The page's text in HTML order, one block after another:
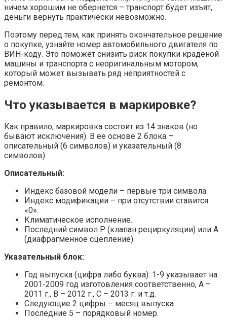
ничем хорошим не обернется – транспорт будет изъят,
деньги вернуть практически невозможно.
Поэтому перед тем, как принять окончательное решение
о покупке, узнайте номер автомобильного двигателя по
ВИН-коду. Это поможет снизить риск покупки краденой
машины и транспорта с неоригинальным мотором,
который может вызывать ряд неприятностей с
ремонтом.
Что указывается в маркировке?
Как правило, маркировка состоит из 14 знаков (но
бывают исключения). В ее основе 2 блока –
описательный (6 символов) и указательный (8
символов).
Описательный:
Индекс базовой модели – первые три символа.
Индекс модификации – при отсутствии ставится
«0».
Климатическое исполнение.
Последний символ Р (клапан рециркуляции) или А
(диафрагменное сцепление).
Указательный блок:
Год выпуска (цифра либо буква). 1-9 указывает на
2001-2009 год изготовления соответственно, А –
2011 г., В – 2012 г., С – 2013 г. и т.д.
Следующие 2 цифры – месяц выпуска.
Последние 5 – порядковый номер.